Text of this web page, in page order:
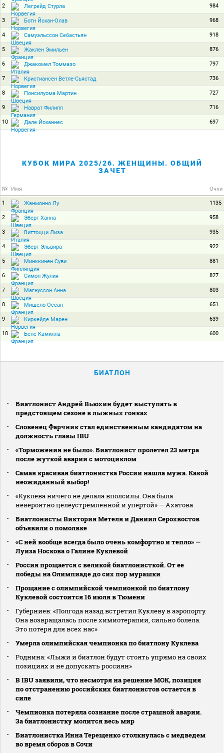
2 Легрейд Стурла 984
3 Ботн Йохан-Олав 968
4 Самуэльссон Себастьян 918
5 Жаклен Эмильен 876
6 Джакомел Томмазо 797
7 Кристиансен Ветле-Сьястад 736
8 Понсилуома Мартин 727
9 Наврат Филипп 716
10 Дале Йоханнес 697
КУБОК МИРА 2025/26. ЖЕНЩИНЫ. ОБЩИЙ
ЗАЧЕТ
№ Имя Очки
1 Жанмонно Лу 1135
2 Эберг Ханна 958
3 Виттоцци Лиза 935
4 Эберг Эльвира 922
5 Минккинен Суви 881
6 Симон Жулия 827
7 Магнуссон Анна 803
8 Мишело Осеан 651
9 Киркейде Марен 639
10 Бене Камилла 600
БИАТЛОН
Биатлонист Андрей Вьюхин будет выступать в
предстоящем сезоне в лыжных гонках
Словенец Фарчник стал единственным кандидатом на
должность главы IBU
«Торможения не было». Биатлонист пролетел 23 метра
после жуткой аварии с мотоциклом
Самая красивая биатлонистка России нашла мужа. Какой
неожиданный выбор!
«Куклева ничего не делала вполсилы. Она была
невероятно целеустремленной и упертой» — Ахатова
Биатлонисты Виктория Метеля и Даниил Серохвостов
объявили о помолвке
«С ней вообще всегда было очень комфортно и тепло» —
Луиза Носкова о Галине Куклевой
Россия прощается с великой биатлонисткой. От ее
победы на Олимпиаде до сих пор мурашки
Прощание с олимпийской чемпионкой по биатлону
Куклевой состоится 16 июля в Тюмени
Губерниев: «Полгода назад встретил Куклеву в аэропорту.
Она возвращалась после химиотерапии, сильно болела.
Это потеря для всех нас»
Умерла олимпийская чемпионка по биатлону Куклева
Роднина: «Лыжи и биатлон будут стоять упрямо на своих
позициях и не допускать россиян»
В IBU заявили, что несмотря на решение МОК, позиция
по отстранению российских биатлонистов остается в
силе
Чемпионка потеряла сознание после страшной аварии.
За биатлонистку молится весь мир
Биатлонистка Инна Терещенко столкнулась с медведем
во время сборов в Сочи